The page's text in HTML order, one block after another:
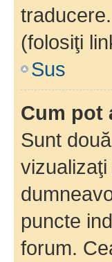
(folosiţi
Sus
Cum pot
Sunt
puncte
forum.